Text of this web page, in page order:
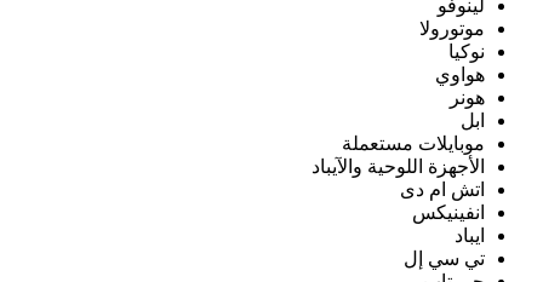
لينوفو
موتورولا
نوكيا
هواوي
هونر
ابل
موبايلات مستعملة
الأجهزة اللوحية والآيباد
اتش ام دى
انفينيكس
ايباد
تي سي إل